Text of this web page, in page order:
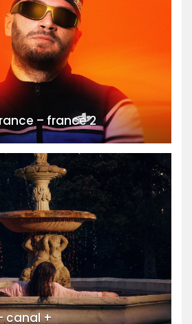
– france 2
canal +